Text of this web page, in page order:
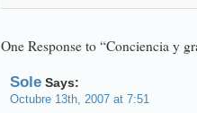
One Response to “Conciencia y
Sole Says:
Octubre 13th, 2007 at 7:51